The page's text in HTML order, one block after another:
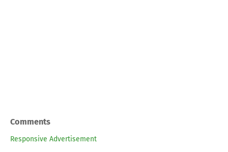
Comments
Responsive Advertisement